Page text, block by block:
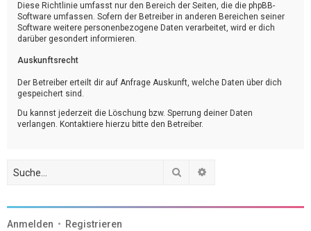
Diese Richtlinie umfasst nur den Bereich der Seiten, die die phpBB-
Software umfassen. Sofern der Betreiber in anderen Bereichen seiner
Software weitere personenbezogene Daten verarbeitet, wird er dich
darüber gesondert informieren.
Auskunftsrecht
Der Betreiber erteilt dir auf Anfrage Auskunft, welche Daten über dich
gespeichert sind.
Du kannst jederzeit die Löschung bzw. Sperrung deiner Daten
verlangen. Kontaktiere hierzu bitte den Betreiber.
Suche
Anmelden • Registrieren